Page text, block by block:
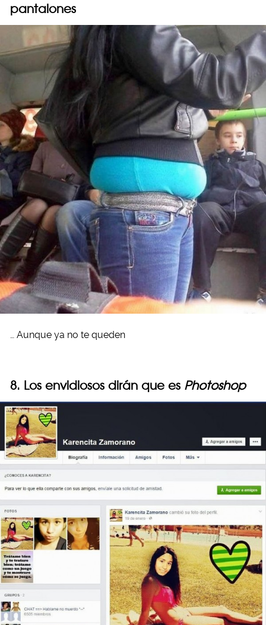
pantalones
… Aunque ya no te queden
8. Los envidiosos dirán que es Photoshop